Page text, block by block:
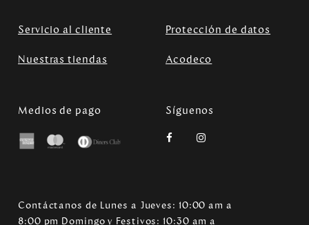
Servicio al cliente Protección de datos
Nuestras tiendas Acodeco
Medios de pago Síguenos
Contáctanos de Lunes a Jueves: 10:00 am a
8:00 pm Domingo y Festivos: 10:30 am a